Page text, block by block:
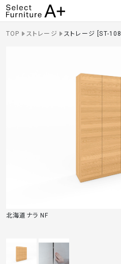
Select Furniture A+
TOP ストレージ ストレージ [ST-108]
北海道ナラ NF